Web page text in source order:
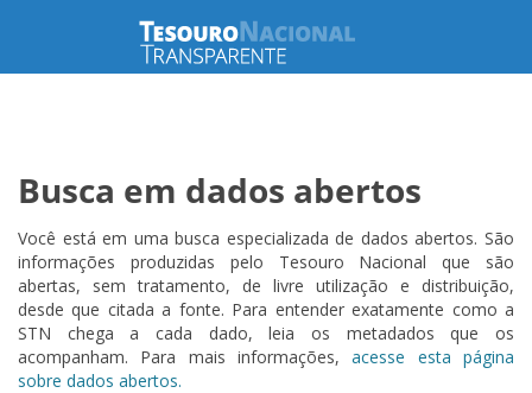
Busca em dados abertos
Você está em uma busca especializada de dados abertos. São
informações produzidas pelo Tesouro Nacional que são
abertas, sem tratamento, de livre utilização e distribuição,
desde que citada a fonte. Para entender exatamente como a
STN chega a cada dado, leia os metadados que os
acompanham. Para mais informações,acesse esta página
sobre dados abertos.